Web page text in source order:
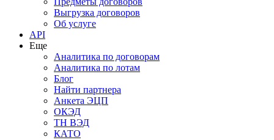
Выгрузка договоров
Об услуге
API
Еще
Аналитика по договорам
Аналитика по лотам
Блог
Найти партнера
Анкета ЭЦП
ОКЭД
ТН ВЭД
КАТО